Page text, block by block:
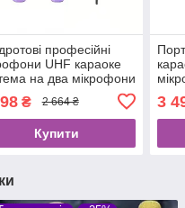
професійні
UHF караоке
на два мікрофони
₴ 2 664 ₴
Купити
3